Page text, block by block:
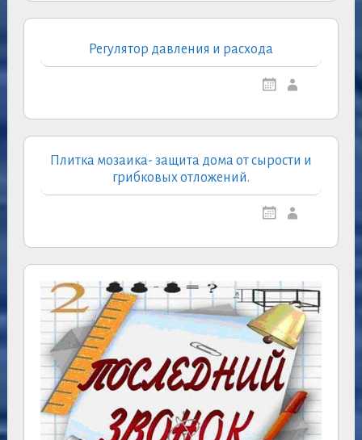
Регулятор давления и расхода
Плитка мозаика- защита дома от сырости и
грибковых отложений.